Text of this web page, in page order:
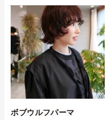
ボブウルフパーマ